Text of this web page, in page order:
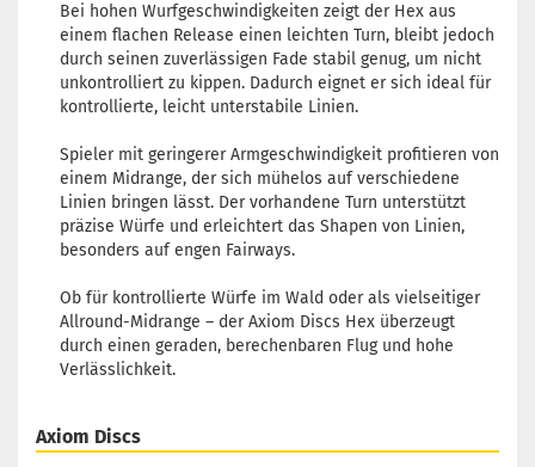
Farbton:
Lila/Violett
Lagerbestand:
3 Arbeitstage
Türkis
Lagerbestand:
1
Bei hohen Wurfgeschwindigkeiten zeigt der Hex aus
einem flachen Release einen leichten Turn, bleibt jedoch
durch seinen zuverlässigen Fade stabil genug, um nicht
unkontrolliert zu kippen. Dadurch eignet er sich ideal für
kontrollierte, leicht unterstabile Linien.
Spieler mit geringerer Armgeschwindigkeit profitieren von
einem Midrange, der sich mühelos auf verschiedene
Linien bringen lässt. Der vorhandene Turn unterstützt
präzise Würfe und erleichtert das Shapen von Linien,
besonders auf engen Fairways.
Ob für kontrollierte Würfe im Wald oder als vielseitiger
Allround-Midrange – der Axiom Discs Hex überzeugt
durch einen geraden, berechenbaren Flug und hohe
Verlässlichkeit.
Axiom Discs